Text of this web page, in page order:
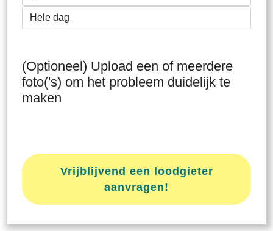
(Optioneel) Upload een of meerdere
foto('s) om het probleem duidelijk te
maken
Vrijblijvend een loodgieter
aanvragen!